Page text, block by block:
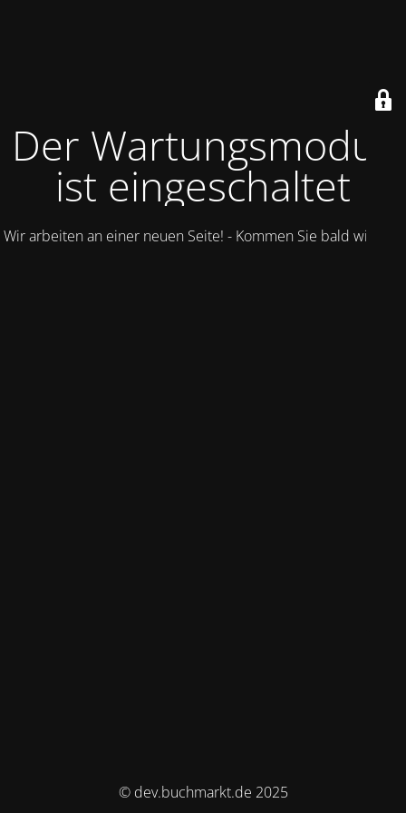
Der Wartungsmodus
ist eingeschaltet
Wir arbeiten an einer neuen Seite! - Kommen Sie bald wieder.
© dev.buchmarkt.de 2025